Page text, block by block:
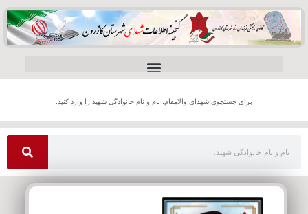
برای جستجوی شهدای والامقام، نام و نام خانوادگی شهید را وارد کنید.